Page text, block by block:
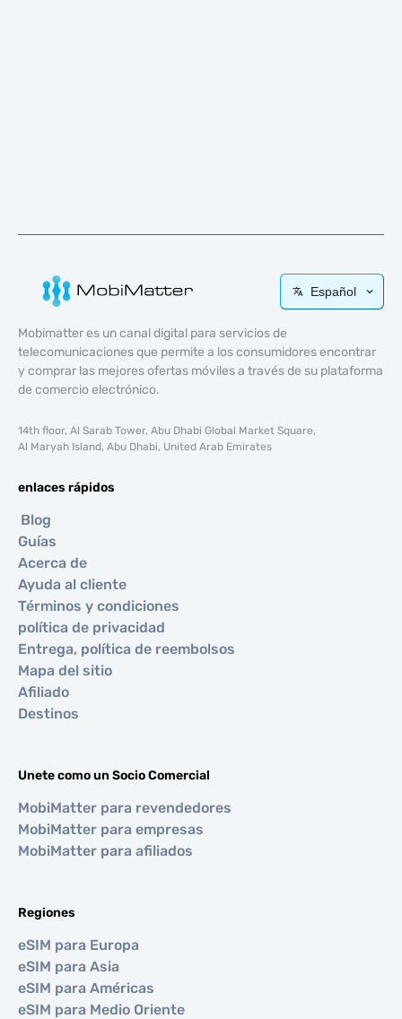
Español
Mobimatter es un canal digital para servicios de
telecomunicaciones que permite a los consumidores encontrar
y comprar las mejores ofertas móviles a través de su plataforma
de comercio electrónico.
14th floor, Al Sarab Tower, Abu Dhabi Global Market Square,
Al Maryah Island, Abu Dhabi, United Arab Emirates
enlaces rápidos
Blog
Guías
Acerca de
Ayuda al cliente
Términos y condiciones
política de privacidad
Entrega, política de reembolsos
Mapa del sitio
Afiliado
Destinos
Unete como un Socio Comercial
MobiMatter para revendedores
MobiMatter para empresas
MobiMatter para afiliados
Regiones
eSIM para Europa
eSIM para Asia
eSIM para Américas
eSIM para Medio Oriente